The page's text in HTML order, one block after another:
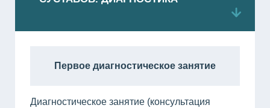
Первое диагностическое занятие
Диагностическое занятие (консультация